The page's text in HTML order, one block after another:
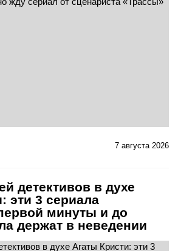
7 августа 2026
детективов в духе
эти 3 сериала
минуты и до
держат в неведении